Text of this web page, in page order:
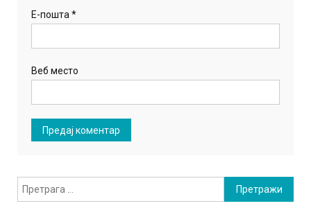
Е-пошта*
Веб место
Претрага
за: